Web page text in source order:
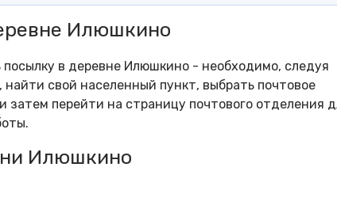
Илюшкино
в деревне Илюшкино - необходимо, следуя
свой населенный пункт, выбрать почтовое
перейти на страницу почтового отделения
Илюшкино